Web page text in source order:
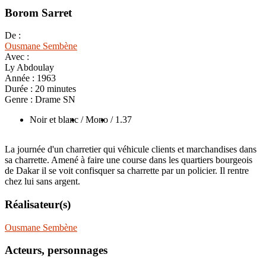
Borom Sarret
De :
Ousmane Sembène
Avec :
Ly Abdoulay
Année : 1963
Durée : 20 minutes
Genre : Drame SN
Noir et blanc / Mono / 1.37
La journée d'un charretier qui véhicule clients et marchandises dans
sa charrette. Amené à faire une course dans les quartiers bourgeois
de Dakar il se voit confisquer sa charrette par un policier. Il rentre
chez lui sans argent.
Réalisateur(s)
Ousmane Sembène
Acteurs, personnages